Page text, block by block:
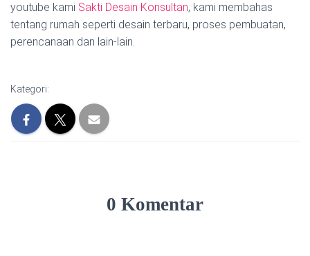
youtube kami Sakti Desain Konsultan, kami membahas
tentang rumah seperti desain terbaru, proses pembuatan,
perencanaan dan lain-lain.
Kategori:
0 Komentar